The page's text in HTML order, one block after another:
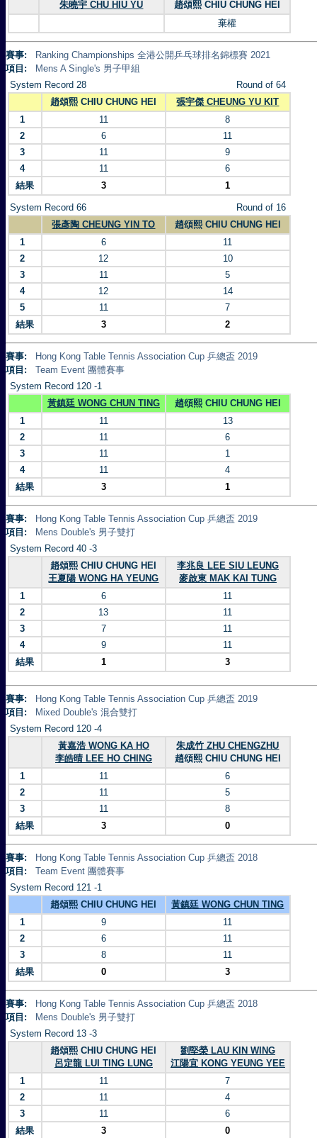
朱曉宇 CHU HIU YU
趙頌熙 CHIU CHUNG HEI
棄權
賽事:
Ranking Championships 全港公開乒乓球排名錦標賽 2021
項目:
Mens A Single's 男子甲組
System Record 28
Round of 64
趙頌熙 CHIU CHUNG HEI
張宇傑 CHEUNG YU KIT
1
11
8
2
6
11
3
11
9
4
11
6
結果
3 1
System Record 66
Round of 16
張彥陶 CHEUNG YIN TO
趙頌熙 CHIU CHUNG HEI
1
6
11
2
12
10
3
11
5
4
12
14
5
11
7
結果
3 2
賽事:
Hong Kong Table Tennis Association Cup 乒總盃 2019
項目:
Team Event 團體賽事
System Record 120 -1
黃鎮廷 WONG CHUN TING
趙頌熙 CHIU CHUNG HEI
1
11
13
2
11
6
3
11
1
4
11
4
結果
3 1
賽事:
Hong Kong Table Tennis Association Cup 乒總盃 2019
項目:
Mens Double's 男子雙打
System Record 40 -3
趙頌熙 CHIU CHUNG HEI
王夏陽 WONG HA YEUNG
李兆良 LEE SIU LEUNG
麥啟東 MAK KAI TUNG
1
6
11
2
13
11
3
7
11
4
9
11
結果
1 3
賽事:
Hong Kong Table Tennis Association Cup 乒總盃 2019
項目:
Mixed Double's 混合雙打
System Record 120 -4
黃嘉浩 WONG KA HO
李皓晴 LEE HO CHING
朱成竹 ZHU CHENGZHU
趙頌熙 CHIU CHUNG HEI
1
11
6
2
11
5
3
11
8
結果
3 0
賽事:
Hong Kong Table Tennis Association Cup 乒總盃 2018
項目:
Team Event 團體賽事
System Record 121 -1
趙頌熙 CHIU CHUNG HEI
黃鎮廷 WONG CHUN TING
1
9
11
2
6
11
3
8
11
結果
0 3
賽事:
Hong Kong Table Tennis Association Cup 乒總盃 2018
項目:
Mens Double's 男子雙打
System Record 13 -3
趙頌熙 CHIU CHUNG HEI
呂定龍 LUI TING LUNG
劉堅榮 LAU KIN WING
江陽宜 KONG YEUNG YEE
1
11
7
2
11
4
3
11
6
結果
3 0